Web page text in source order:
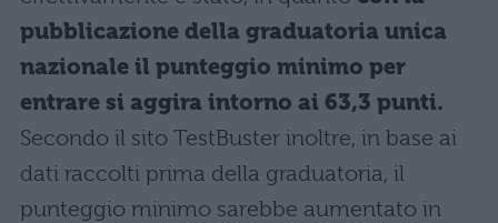
pubblicazione della graduatoria unica
nazionale il punteggio minimo per
entrare si aggira intorno ai 63,3 punti.
Secondo il sito TestBuster inoltre, in base ai
dati raccolti prima della graduatoria, il
punteggio minimo sarebbe aumentato in